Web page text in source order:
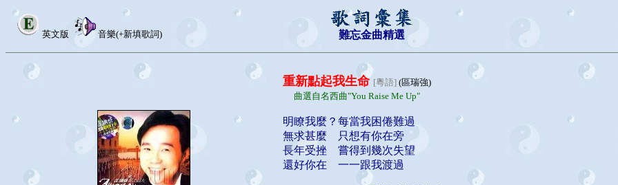
英文版 音樂(+新填歌詞) 難忘金曲精選
重新點起我生命 [粵語] (區瑞強)
曲選自名西曲"You Raise Me Up"
明瞭我麼？每當我困倦難過
無求甚麼 只想有你在旁
長年受挫 嘗得到幾次失望
還好你在 一一跟我渡過